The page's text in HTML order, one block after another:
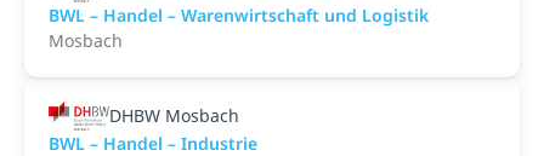
BWL – Handel – Warenwirtschaft und Logistik
Mosbach
DHBW Mosbach
BWL – Handel – Industrie